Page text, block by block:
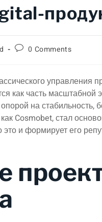
0 Comments
управления
как часть
на стабильность,
Cosmobet, стал
и формирует его